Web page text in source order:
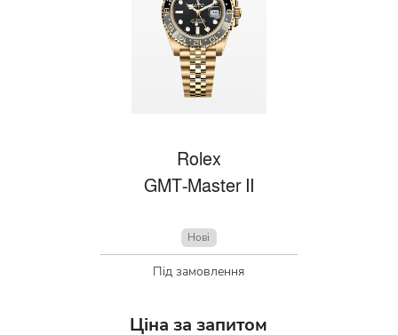
Rolex
GMT-Master II
Нові
Під замовлення
Ціна за запитом